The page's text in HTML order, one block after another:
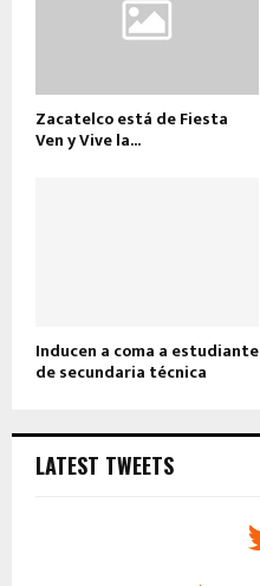
Zacatelco está de Fiesta
Ven y Vive la...
Inducen a coma a estudiante
de secundaria técnica
LATEST TWEETS